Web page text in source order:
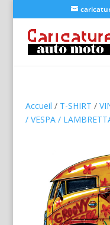
Accueil / T-SHIRT /
/ VESPA /